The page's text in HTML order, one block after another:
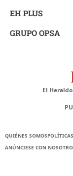
EH PLUS
GRUPO OPSA
El
QUIÉNES SOMOS
ANÚNCIESE CON